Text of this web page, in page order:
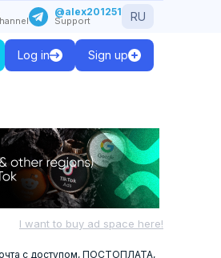
@alex201251
Support RU
Log in Sign up
I want to buy ad space here!
с доступом, ПОСТОПЛАТА,